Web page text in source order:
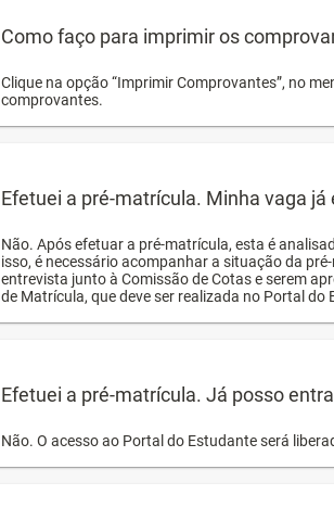
Como faço para imprimir os
Clique na opção “Imprimir Comprovantes”, no
comprovantes.
Efetuei a pré-matrícula. Minha vaga já
Não. Após efetuar a pré-matrícula, esta é
isso, é necessário acompanhar a situação da
entrevista junto à Comissão de Cotas e serem
de Matrícula, que deve ser realizada no Portal
Efetuei a pré-matrícula. Já posso
Não. O acesso ao Portal do Estudante será